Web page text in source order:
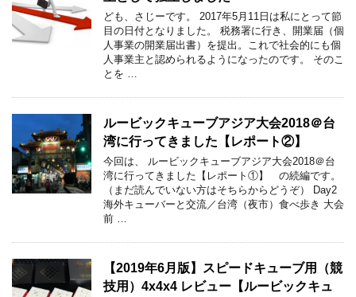
ども、さじーです。 2017年5月11日は私にとって節
目の日付となりました。 税務署に行き、開業届（個
人事業の開業届出書）を提出。これで社会的にも個
人事業主と認められるようになったのです。 そのこ
とを …
ルービックキューブアジア大会2018＠台
湾に行ってきました【レポート②】
今回は、 ルービックキューブアジア大会2018＠台
湾に行ってきました【レポート①】 の続編です。
（まだ読んでいない方はそちらからどうぞ） Day2
海外キューバーと交流／台湾（夜市）食べ歩き 大会
前 …
【2019年6月版】スピードキューブ用（競
技用）4x4x4 レビュー【ルービックキュ